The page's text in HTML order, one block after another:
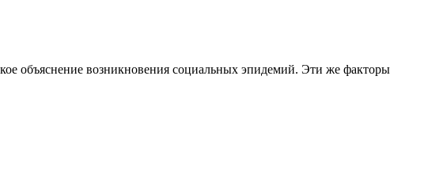
объяснение возникновения социальных эпидемий. Эти же факторы